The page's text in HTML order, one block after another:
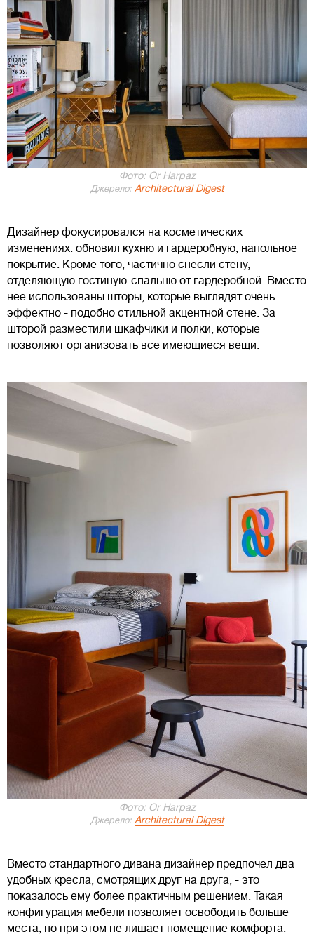
Фото: Or Harpaz
Джерело: Architectural Digest
Дизайнер фокусировался на косметических
изменениях: обновил кухню и гардеробную, напольное
покрытие. Кроме того, частично снесли стену,
отделяющую гостиную-спальню от гардеробной. Вместо
нее использованы шторы, которые выглядят очень
эффектно - подобно стильной акцентной стене. За
шторой разместили шкафчики и полки, которые
позволяют организовать все имеющиеся вещи.
Фото: Or Harpaz
Джерело: Architectural Digest
Вместо стандартного дивана дизайнер предпочел два
удобных кресла, смотрящих друг на друга, - это
показалось ему более практичным решением. Такая
конфигурация мебели позволяет освободить больше
места, но при этом не лишает помещение комфорта.